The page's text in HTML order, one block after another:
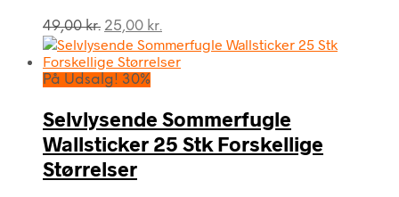
49,00kr. Den
oprindelige
pris
var:
25,00 kr.
aktuelle
pris
På Udsalg! 30%
Selvlysende Sommerfugle
Wallsticker 25 Stk Forskellige
Størrelser